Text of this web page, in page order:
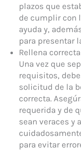
plazos que
de cumplir con
ayuda y,
para presentar
Rellena
Una vez que
requisitos,
solicitud de la
correcta.
requerida y de
sean veraces y
para evitar